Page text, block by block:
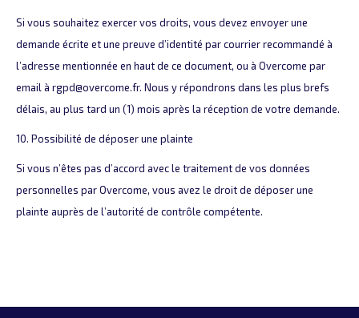
Si vous souhaitez exercer vos droits, vous devez envoyer une
demande écrite et une preuve d’identité par courrier recommandé à
l’adresse mentionnée en haut de ce document, ou à Overcome par
email à rgpd@overcome.fr. Nous y répondrons dans les plus brefs
délais, au plus tard un (1) mois après la réception de votre demande.
10. Possibilité de déposer une plainte
Si vous n’êtes pas d’accord avec le traitement de vos données
personnelles par Overcome, vous avez le droit de déposer une
plainte auprès de l’autorité de contrôle compétente.